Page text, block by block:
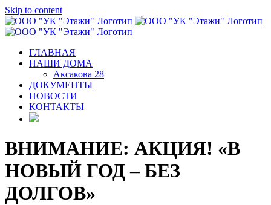
Skip to content
ГЛАВНАЯ
НАШИ ДОМА
Аксакова 28
ДОКУМЕНТЫ
НОВОСТИ
КОНТАКТЫ
ВНИМАНИЕ: АКЦИЯ! «В
НОВЫЙ ГОД – БЕЗ
ДОЛГОВ»